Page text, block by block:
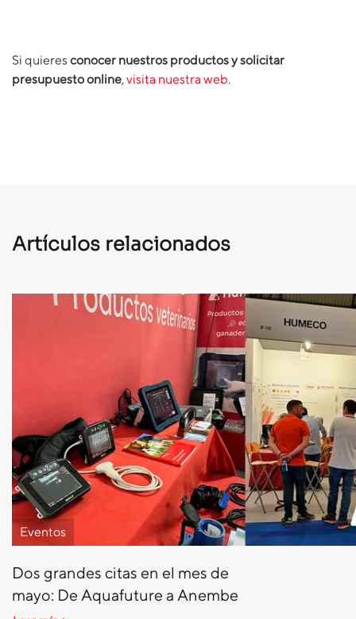
Si quieres conocer nuestros productos y solicitar
presupuesto online,visita nuestra web.
Artículos relacionados
Eventos
Dos grandes citas en el mes de
mayo: De Aquafuture a Anembe